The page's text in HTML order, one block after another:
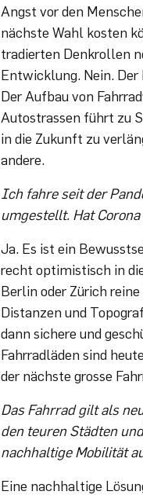
Angst vor den
nächste Wahl kosten
tradierten Denkrollen
Entwicklung. Nein.
Der Aufbau von
Autostrassen führt zu
in die Zukunft zu
andere.
Ich fahre seit der
umgestellt. Hat
Ja. Es ist ein
recht optimistisch in
Berlin oder Zürich
Distanzen und
dann sichere und
Fahrradläden sind
der nächste grosse
Das Fahrrad gilt als
den teuren Städten
nachhaltige Mobilität
Eine nachhaltige